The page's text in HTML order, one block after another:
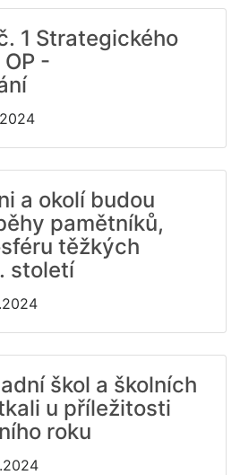
1 Strategického
-
a okolí budou
pamětníků,
těžkých
století
škol a školních
u příležitosti
roku